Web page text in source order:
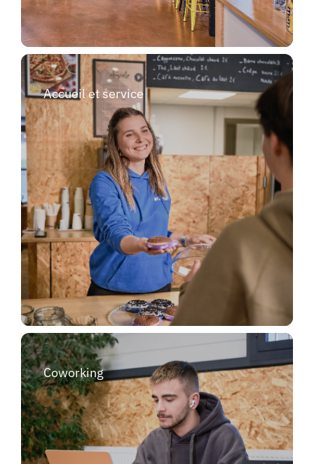
Accueil et service
Coworking